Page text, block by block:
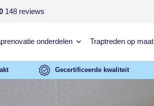
148 reviews
onderdelen Traptreden op maat
Gecertificeerde kwaliteit